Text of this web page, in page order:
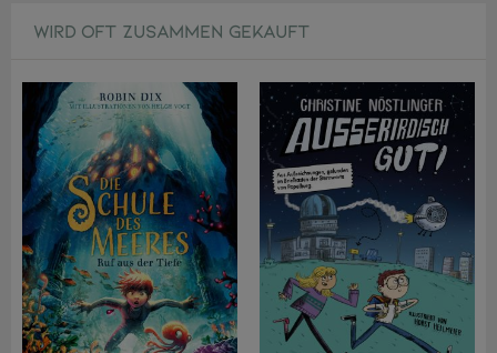
WIRD OFT ZUSAMMEN GEKAUFT